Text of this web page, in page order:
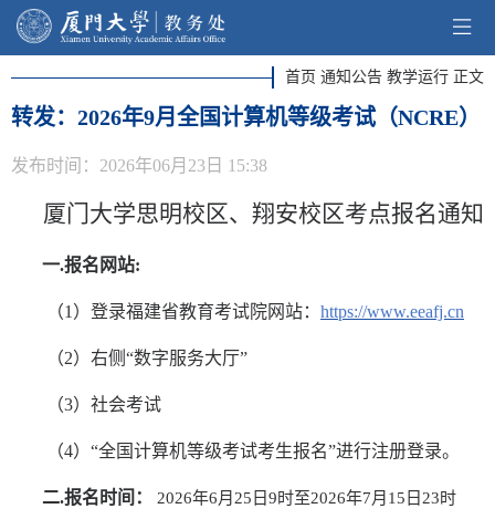
首页 通知公告 教学运行 正文
转发：2026年9月全国计算机等级考试（NCRE）
发布时间：2026年06月23日 15:38
厦门大学思明校区、翔安校区考点报名通知
一.报名网站:
（1）登录福建省教育考试院网站： https://www.eeafj.cn
（2）右侧“数字服务大厅”
（3）社会考试
（4）“全国计算机等级考试考生报名”进行注册登录。
二.报名时间：
2026年6月25日9时至2026年7月15日23时